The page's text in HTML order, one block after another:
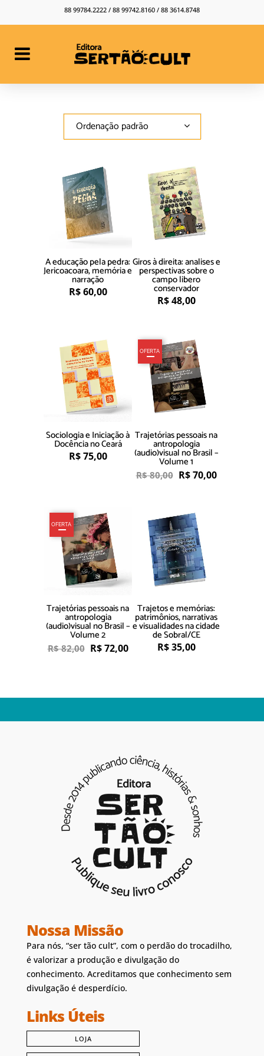
88 99784.2222 / 88 99742.8160 / 88 3614.8748
Ordenação padrão
A educação pela pedra:
Jericoacoara, memória e
narração
R$60,00
Giros à direita: analises e
perspectivas sobre o
campo libero
conservador
R$48,00
Sociologia e Iniciação à
Docência no Ceará
R$75,00
OFERTA
Trajetórias pessoais na
antropologia
(audio)visual no Brasil –
Volume 1
R$80,00 R$70,00
OFERTA
Trajetórias pessoais na
antropologia
(audio)visual no Brasil –
Volume 2
R$82,00 R$72,00
Trajetos e memórias:
patrimônios, narrativas
e visualidades na cidade
de Sobral/CE
R$35,00
Nossa Missão
Para nós, “ser tão cult”, com o perdão do trocadilho,
é valorizar a produção e divulgação do
conhecimento. Acreditamos que conhecimento sem
divulgação é desperdício.
Links Úteis
LOJA